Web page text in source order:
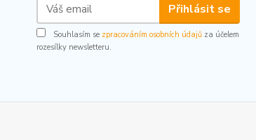
Přihlásit se
Souhlasím se zpracováním osobních údajů za účelem
rozesílky newsletteru.